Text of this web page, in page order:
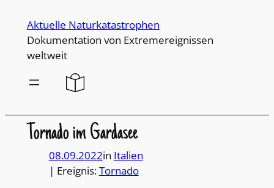
Inhalt
wechseln
Aktuelle Naturkatastrophen
Dokumentation von Extremereignissen
weltweit
Tornado im Gardasee
08.09.2022in Italien
| Ereignis:Tornado